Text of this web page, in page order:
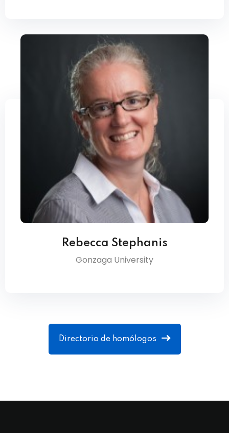
Rebecca Stephanis
Gonzaga University
Directorio de homólogos